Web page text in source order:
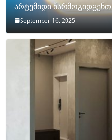
არტემიდი წარმოგიდგენთ
September 16, 2025